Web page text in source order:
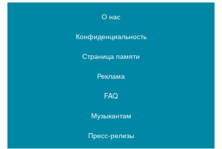
О нас
Конфиденциальность
Страница памяти
Реклама
FAQ
Музыкантам
Пресс-релизы